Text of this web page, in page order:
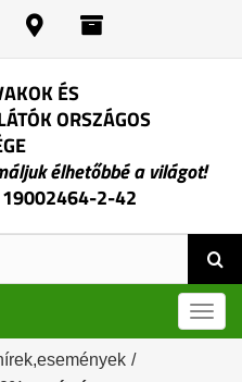
ÉS
ORSZÁGOS
élhetőbbé a világot!
2-42
/